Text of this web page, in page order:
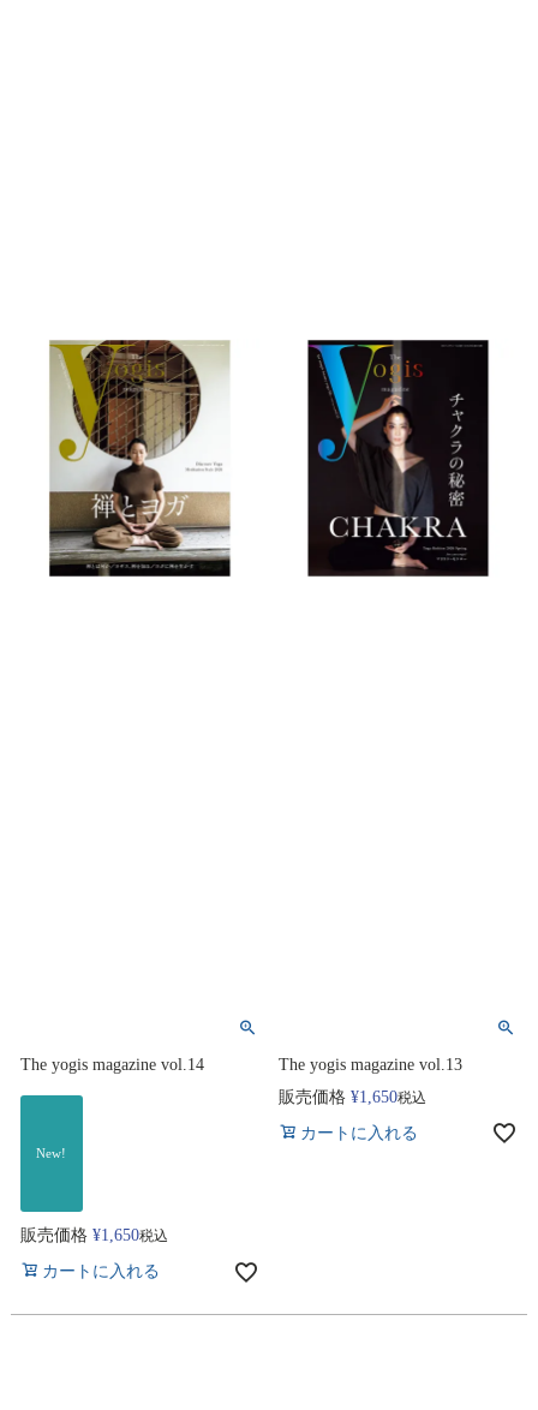
The yogis magazine vol.14
New!
販売価格 ¥1,650税込
カートに入れる
The yogis magazine vol.13
販売価格 ¥1,650税込
カートに入れる